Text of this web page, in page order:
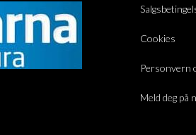
Cookies
Personvern
Meld deg på